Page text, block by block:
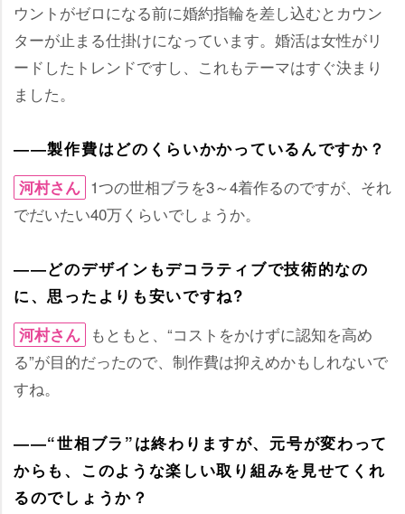
ウントがゼロになる前に婚約指輪を差し込むとカウン
ターが止まる仕掛けになっています。婚活は女性がリ
ードしたトレンドですし、これもテーマはすぐ決まり
ました。
――製作費はどのくらいかかっているんですか？
河村さん 1つの世相ブラを3～4着作るのですが、それ
でだいたい40万くらいでしょうか。
――どのデザインもデコラティブで技術的なの
に、思ったよりも安いですね?
河村さん もともと、“コストをかけずに認知を高め
る”が目的だったので、制作費は抑えめかもしれないで
すね。
――“世相ブラ”は終わりますが、元号が変わって
からも、このような楽しい取り組みを見せてくれ
るのでしょうか？